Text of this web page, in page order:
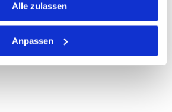
Alle zulassen
Anpassen